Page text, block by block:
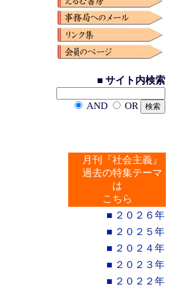
■ サイト内検索
AND OR
月刊『社会主義』
過去の特集テーマ
は
こちら
■ ２０２６年
■ ２０２５年
■ ２０２４年
■ ２０２３年
■ ２０２２年